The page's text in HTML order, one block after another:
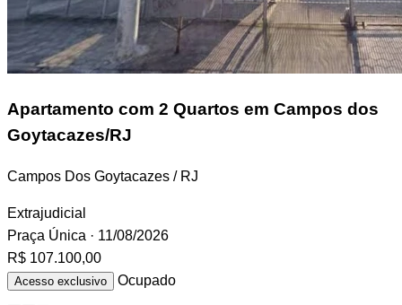
Apartamento com 2 Quartos em Campos dos
Goytacazes/RJ
Campos Dos Goytacazes / RJ
Extrajudicial
Praça Única · 11/08/2026
R$ 107.100,00
Acesso exclusivo Ocupado